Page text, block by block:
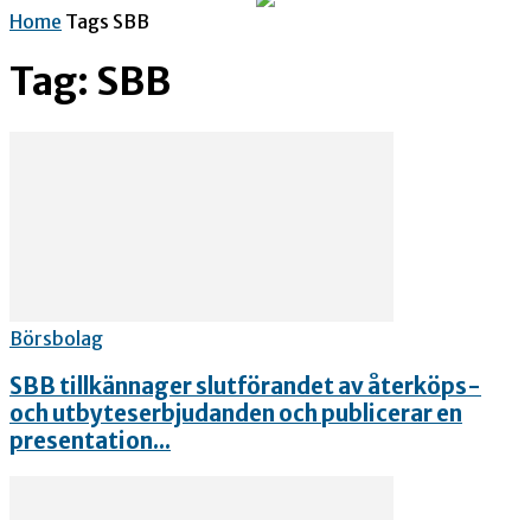
Home Tags SBB
Tag: SBB
Börsbolag
SBB tillkännager slutförandet av återköps-
och utbyteserbjudanden och publicerar en
presentation...